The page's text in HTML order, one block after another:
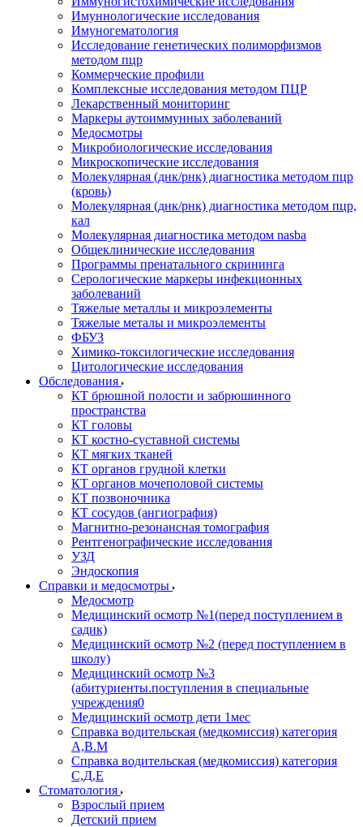
Имуннологические исследования
Имуногематология
Исследование генетических полиморфизмов
методом пцр
Коммерческие профили
Комплексные исследования методом ПЦР
Лекарственный мониторинг
Маркеры аутоиммунных заболеваний
Медосмотры
Микробиологические исследования
Микроскопические исследования
Молекулярная (днк/рнк) диагностика методом пцр
(кровь)
Молекулярная (днк/рнк) диагностика методом пцр,
кал
Молекулярная диагностика методом nasba
Общеклинические исследования
Программы пренатального скрининга
Серологические маркеры инфекционных
заболеваний
Тяжелые металлы и микроэлементы
Тяжелые металы и микроэлементы
ФБУЗ
Химико-токсилогические исследования
Цитологические исследования
Обследования
КТ брюшной полости и забрюшинного
пространства
КТ головы
КТ костно-суставной системы
КТ мягких тканей
КТ органов грудной клетки
КТ органов мочеполовой системы
КТ позвоночника
КТ сосудов (ангиография)
Магнитно-резонансная томография
Рентгенографические исследования
УЗД
Эндоскопия
Справки и медосмотры
Медосмотр
Медицинский осмотр №1(перед поступлением в
садик)
Медицинский осмотр №2 (перед поступлением в
школу)
Медицинский осмотр №3
(абитуриенты.поступления в специальные
учреждения0
Медицинский осмотр дети 1мес
Справка водительская (медкомиссия) категория
А,В.М
Справка водительская (медкомиссия) категория
С,Д,Е
Стоматология
Взрослый прием
Детский прием